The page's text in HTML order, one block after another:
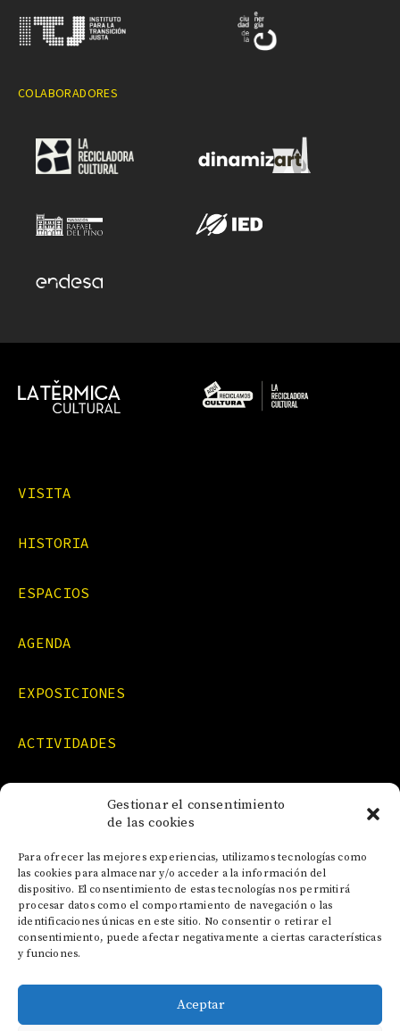
Gestionar el consentimiento
de las cookies
Para ofrecer las mejores experiencias, utilizamos tecnologías como
las cookies para almacenar y/o acceder a la información del
dispositivo. El consentimiento de estas tecnologías nos permitirá
procesar datos como el comportamiento de navegación o las
identificaciones únicas en este sitio. No consentir o retirar el
consentimiento, puede afectar negativamente a ciertas características
y funciones.
Aceptar
COLABORADORES
VISITA
HISTORIA
ESPACIOS
AGENDA
EXPOSICIONES
ACTIVIDADES
CONTACTO